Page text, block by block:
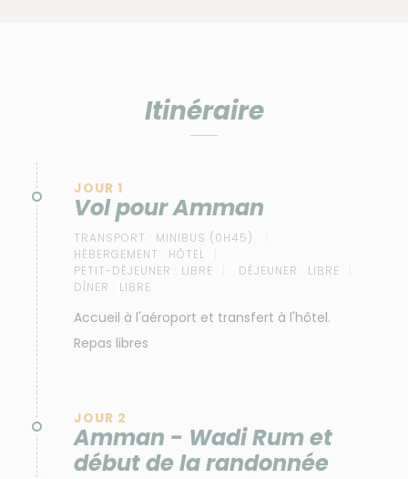
Itinéraire
JOUR 1
Vol pour Amman
TRANSPORT : MINIBUS (0H45)
HÉBERGEMENT : HÔTEL
PETIT-DÉJEUNER : LIBRE DÉJEUNER : LIBRE
DÎNER : LIBRE
Accueil à l'aéroport et transfert à l'hôtel.
Repas libres
JOUR 2
Amman - Wadi Rum et
début de la randonnée